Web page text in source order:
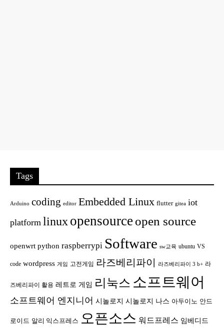
Tags
Arduino coding editor Embedded Linux flutter gitea iot
platform linux opensource open source
openwrt python raspberrypi Software sw교육 ubuntu VS
code wordpress 게임 고전게임 라즈베리파이 라즈베리파이 3 b+ 라
즈베리파이 활용 레트로 게임 리눅스 소프트웨어
소프트웨어 엔지니어 시놀로지 시놀로지 나스 아두이노 안드
로이드 알리 익스프레스 오픈소스 워드프레스 임베디드